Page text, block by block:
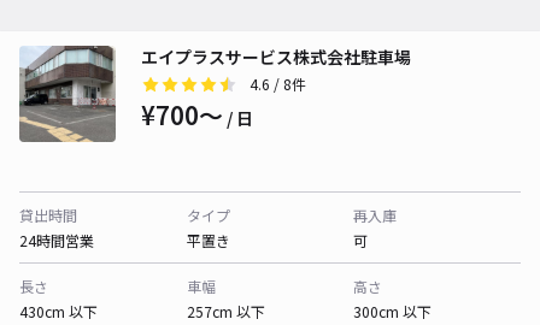
エイプラスサービス株式会社駐車場
4.6 / 8件
¥700〜 / 日
貸出時間
24時間営業
タイプ
平置き
再入庫
可
長さ
430cm 以下
車幅
257cm 以下
高さ
300cm 以下